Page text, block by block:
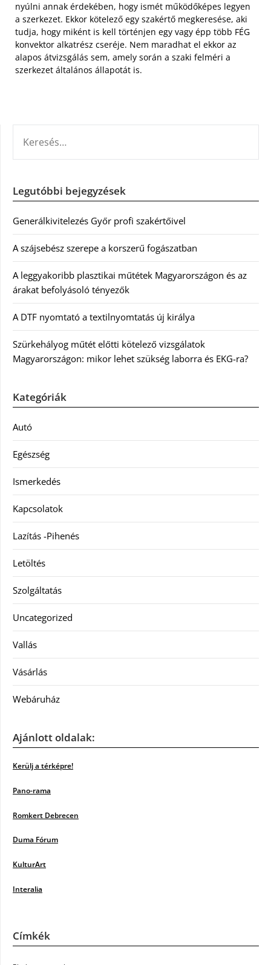
nyúlni annak érdekében, hogy ismét működőképes legyen
a szerkezet. Ekkor kötelező egy szakértő megkeresése, aki
tudja, hogy miként is kell történjen egy vagy épp több FÉG
konvektor alkatrész cseréje. Nem maradhat el ekkor az
alapos átvizsgálás sem, amely során a szaki felméri a
szerkezet általános állapotát is.
Legutóbbi bejegyzések
Generálkivitelezés Győr profi szakértőivel
A szájsebész szerepe a korszerű fogászatban
A leggyakoribb plasztikai műtétek Magyarországon és az
árakat befolyásoló tényezők
A DTF nyomtató a textilnyomtatás új királya
Szürkehályog műtét előtti kötelező vizsgálatok
Magyarországon: mikor lehet szükség laborra és EKG-ra?
Kategóriák
Autó
Egészség
Ismerkedés
Kapcsolatok
Lazítás -Pihenés
Letöltés
Szolgáltatás
Uncategorized
Vallás
Vásárlás
Webáruház
Ajánlott oldalak:
Kerülj a térképre!
Pano-rama
Romkert Debrecen
Duma Fórum
KulturArt
Interalia
Címkék